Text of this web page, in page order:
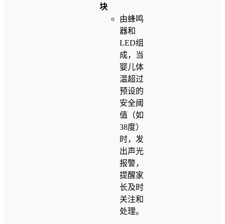
块
由蜂鸣
器和
LED组
成，当
婴儿体
温超过
预设的
安全阈
值（如
38度）
时，发
出声光
报警，
提醒家
长及时
关注和
处理。